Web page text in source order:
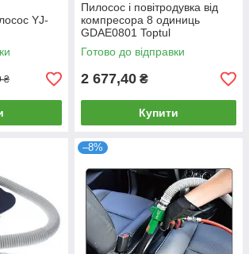
YJ-
₴
Пилосос і повітродувка від
компресора 8 одиниць
GDAE0801 Toptul
Готово до відправки
2 677,40 ₴
Купити
–8%